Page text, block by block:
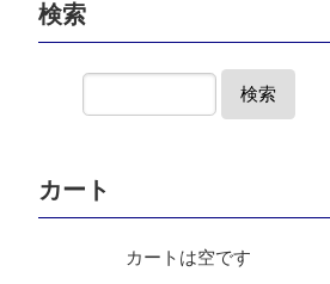
検索
検索
カート
カートは空です